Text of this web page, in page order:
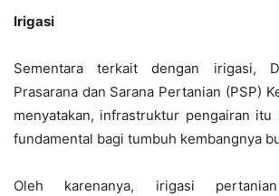
Irigasi
Sementara terkait dengan irigasi,
Prasarana dan Sarana Pertanian (PSP)
menyatakan, infrastruktur pengairan itu
fundamental bagi tumbuh kembangnya
Oleh karenanya, irigasi